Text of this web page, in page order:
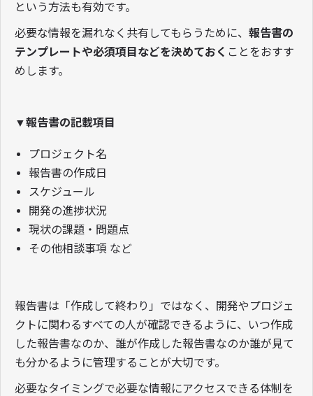
という方法も有効です。
必要な情報を漏れなく共有してもらうために、 報告書の
テンプレートや必須項目などを決めておく ことをおすす
めします。
▼報告書の記載項目
プロジェクト名
報告書の作成日
スケジュール
開発の進捗状況
現状の課題・問題点
その他相談事項 など
報告書は「作成して終わり」ではなく、開発やプロジェ
クトに関わるすべての人が確認できるように、いつ作成
した報告書なのか、誰が作成した報告書なのか誰が見て
も分かるように管理することが大切です。
必要なタイミングで必要な情報にアクセスできる体制を